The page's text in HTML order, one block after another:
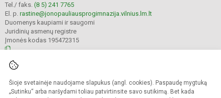
Šioje svetainėje naudojame slapukus (angl. cookies). Paspaudę mygtuką
„Sutinku“ arba naršydami toliau patvirtinsite savo sutikimą. Bet kada
Tel./ faks. (8 5) 241 7765
El. p. rastine@jonopauliausprogimnazija.vilnius.lm.lt
Duomenys kaupiami ir saugomi
Juridinių asmenų registre
Įmonės kodas 195472315
Kopijuoti turinį be raštiško įstaigos administracijos sutikimo griežtai draudžiama.